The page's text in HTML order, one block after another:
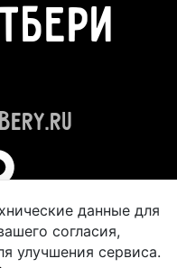
Александровна (ИНН
данные для
согласия,
улучшения сервиса.